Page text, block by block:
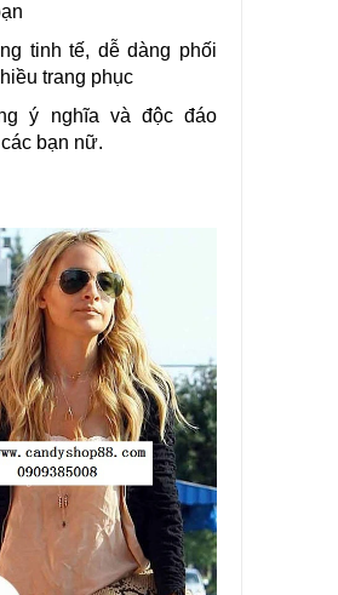
tinh tế, dễ dàng phối
trang phục
ý nghĩa và độc đáo
bạn nữ.